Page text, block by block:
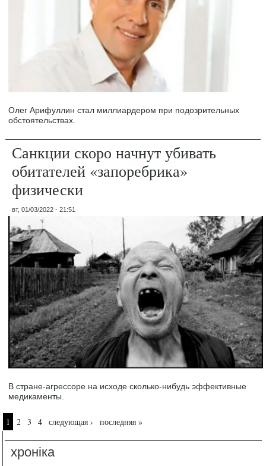
Олег Арифуллин стал миллиардером при подозрительных
обстоятельствах.
Санкции скоро начнут убивать
обитателей «запоребрика»
физически
вт, 01/03/2022 - 21:51
В стране-агрессоре на исходе сколько-нибудь эффективные
медикаменты.
Страницы
1 2 3 4 следующая › последняя »
хроніка